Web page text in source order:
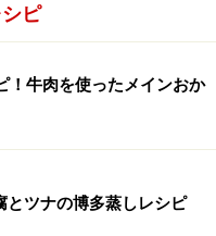
ピ
！牛肉を使ったメインおか
とツナの博多蒸しレシピ